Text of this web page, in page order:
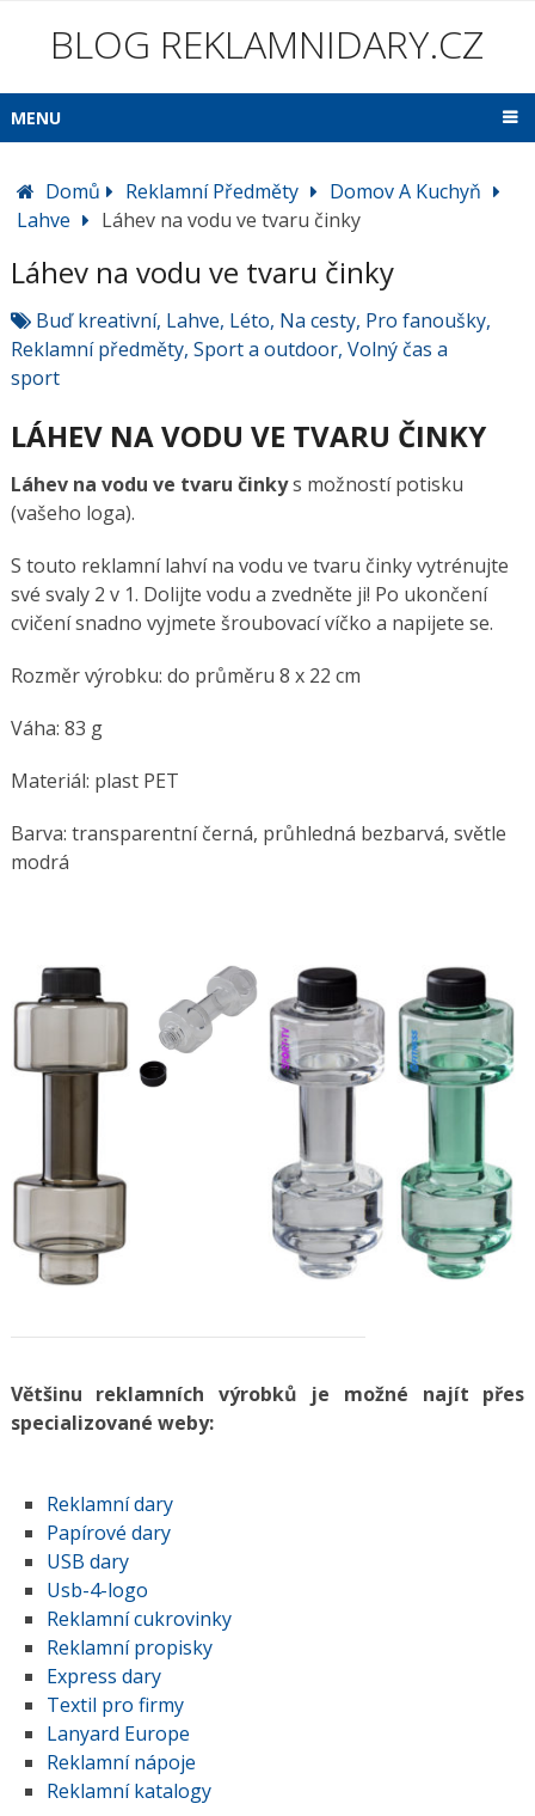
BLOG REKLAMNIDARY.CZ
MENU
Domů Reklamní Předměty
Domov A Kuchyň
Lahve
Láhev na vodu ve tvaru činky
Láhev na vodu ve tvaru činky
Buď kreativní, Lahve, Léto, Na cesty, Pro fanoušky,
Reklamní předměty, Sport a outdoor, Volný čas a
sport
LÁHEV NA VODU VE TVARU ČINKY
Láhev na vodu ve tvaru činkys možností potisku
(vašeho loga).
S touto reklamní lahví na vodu ve tvaru činky vytrénujte
své svaly 2 v 1. Dolijte vodu a zvedněte ji! Po ukončení
cvičení snadno vyjmete šroubovací víčko a napijete se.
Rozměr výrobku: do průměru 8 x 22 cm
Váha: 83 g
Materiál: plast PET
Barva: transparentní černá, průhledná bezbarvá, světle
modrá
Většinu reklamních výrobků je možné najít přes
specializované weby:
Reklamní dary
Papírové dary
USB dary
Usb-4-logo
Reklamní cukrovinky
Reklamní propisky
Express dary
Textil pro firmy
Lanyard Europe
Reklamní nápoje
Reklamní katalogy